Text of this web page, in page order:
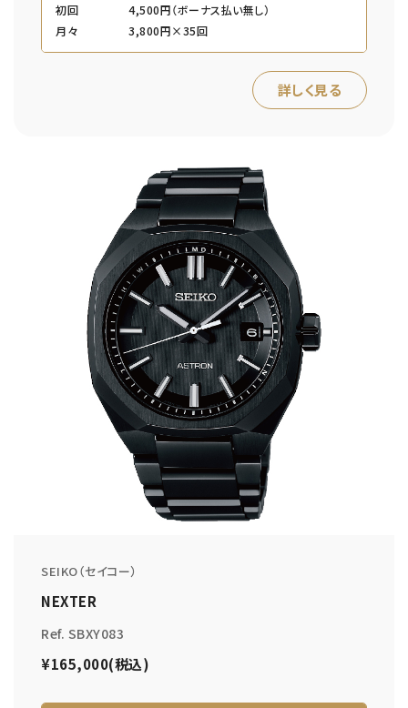
初回
4,500円（ボーナス払い無し）
月々
3,800円×35回
詳しく見る
SEIKO（セイコー）
NEXTER
Ref. SBXY083
¥165,000(税込)